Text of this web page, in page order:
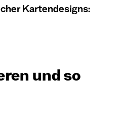
Kartendesigns:
und so